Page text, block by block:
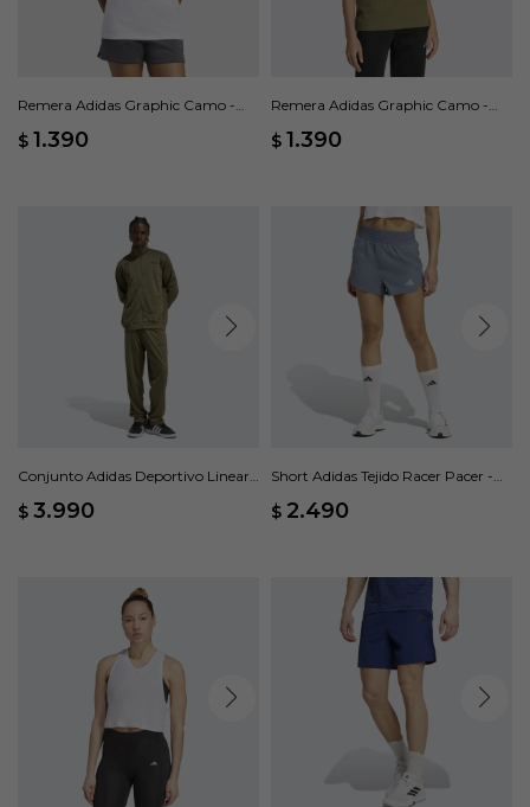
Remera Adidas Graphic Camo -
$ 1.390
Remera Adidas Graphic Camo -
$ 1.390
Conjunto Adidas Deportivo Linear -
$ 3.990
Short Adidas Tejido Racer Pacer -
$ 2.490